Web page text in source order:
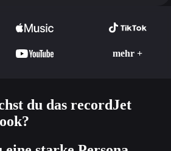
mehr +
du das recordJet